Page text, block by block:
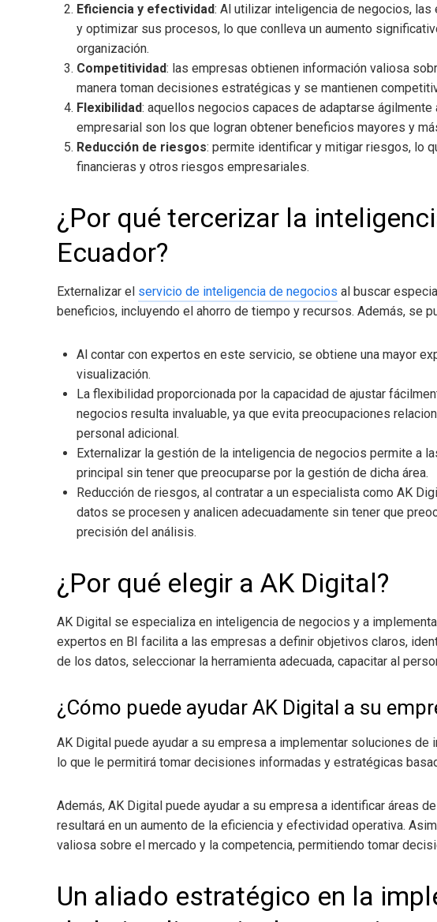
Eficiencia y efectividad: Al utilizar inteligencia de negocios, las
y optimizar sus procesos, lo que conlleva un aumento
organización.
Competitividad: las empresas obtienen información valiosa
manera toman decisiones estratégicas y se mantienen
Flexibilidad: aquellos negocios capaces de adaptarse
empresarial son los que logran obtener beneficios mayores y
Reducción de riesgos: permite identificar y mitigar riesgos, lo
financieras y otros riesgos empresariales.
¿Por qué tercerizar la
Ecuador?
Externalizar el servicio de inteligencia de negocios al buscar
beneficios, incluyendo el ahorro de tiempo y recursos. Además, se
Al contar con expertos en este servicio, se obtiene una mayor
visualización.
La flexibilidad proporcionada por la capacidad de ajustar
negocios resulta invaluable, ya que evita preocupaciones
personal adicional.
Externalizar la gestión de la inteligencia de negocios permite a
principal sin tener que preocuparse por la gestión de dicha área.
Reducción de riesgos, al contratar a un especialista como AK
datos se procesen y analicen adecuadamente sin tener que
precisión del análisis.
¿Por qué elegir a AK Digital?
AK Digital se especializa en inteligencia de negocios y a
expertos en BI facilita a las empresas a definir objetivos claros,
de los datos, seleccionar la herramienta adecuada, capacitar al
¿Cómo puede ayudar AK Digital a su
AK Digital puede ayudar a su empresa a implementar soluciones
lo que le permitirá tomar decisiones informadas y estratégicas
Además, AK Digital puede ayudar a su empresa a identificar áreas
resultará en un aumento de la eficiencia y efectividad operativa.
valiosa sobre el mercado y la competencia, permitiendo tomar
Un aliado estratégico en la